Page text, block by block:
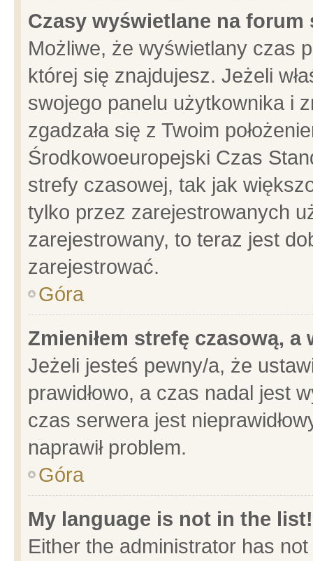
Czasy wyświetlane na forum
Możliwe, że wyświetlany czas
której się znajdujesz. Jeżeli
swojego panelu użytkownika i
zgadzała się z Twoim
Środkowoeuropejski Czas
strefy czasowej, tak jak
tylko przez zarejestrowanych
zarejestrowany, to teraz jest
zarejestrować.
Góra
Zmieniłem strefę czasową,
Jeżeli jesteś pewny/a, że
prawidłowo, a czas nadal jest
czas serwera jest
naprawił problem.
Góra
My language is not in the list!
Either the administrator has